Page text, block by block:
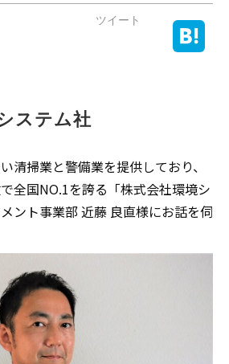
ツイート
ステム社
清掃業と警備業を提供しており、
全国NO.1を誇る「株式会社環境シ
ント事業部 近藤 良直様にお話を伺